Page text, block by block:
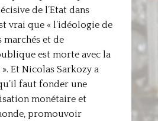
de l’Etat dans
vrai que « l’idéologie de
et de
est morte avec la
Et Nicolas Sarkozy a
faut fonder une
monétaire et
promouvoir